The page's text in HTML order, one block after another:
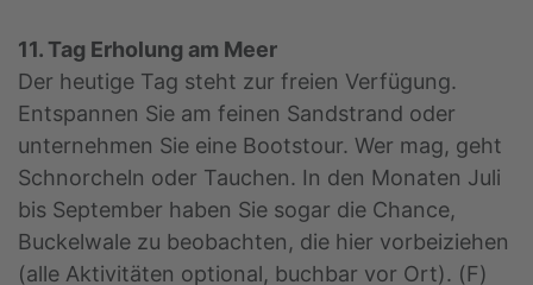
11. Tag Erholung am Meer
Der heutige Tag steht zur freien Verfügung.
Entspannen Sie am feinen Sandstrand oder
unternehmen Sie eine Bootstour. Wer mag, geht
Schnorcheln oder Tauchen. In den Monaten Juli
bis September haben Sie sogar die Chance,
Buckelwale zu beobachten, die hier vorbeiziehen
(alle Aktivitäten optional, buchbar vor Ort). (F)